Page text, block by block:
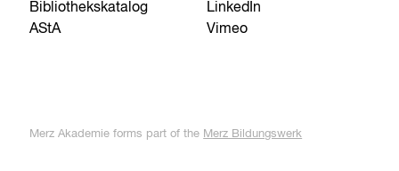
Bibliothekskatalog
AStA
LinkedIn
Vimeo
Merz Akademie forms part of the Merz Bildungswerk